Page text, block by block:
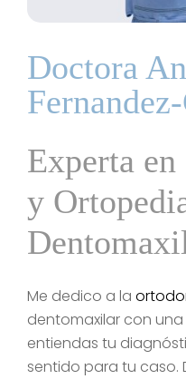
Doctora
Experta
y
Me dedico a la
dentomaxilar con
entiendas tu
sentido para tu caso.